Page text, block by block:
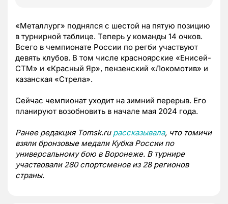
«Металлург» поднялся с шестой на пятую позицию
в турнирной таблице. Теперь у команды 14 очков.
Всего в чемпионате России по регби участвуют
девять клубов. В том числе красноярские «Енисей-
СТМ» и «Красный Яр», пензенский «Локомотив» и
казанская «Стрела».
Сейчас чемпионат уходит на зимний перерыв. Его
планируют возобновить в начале мая 2024 года.
Ранее редакция Tomsk.ru рассказывала, что томичи
взяли бронзовые медали Кубка России по
универсальному бою в Воронеже. В турнире
участвовали 280 спортсменов из 28 регионов
страны.